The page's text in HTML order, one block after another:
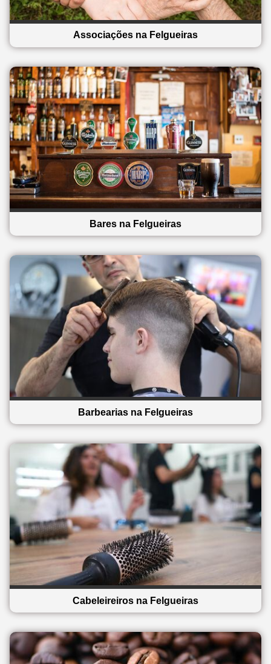
Associações na Felgueiras
Bares na Felgueiras
Barbearias na Felgueiras
Cabeleireiros na Felgueiras